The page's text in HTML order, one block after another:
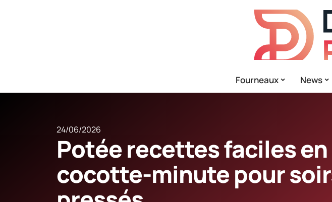
Fourneaux News
24/06/2026
Potée recettes faciles en
cocotte-minute pour